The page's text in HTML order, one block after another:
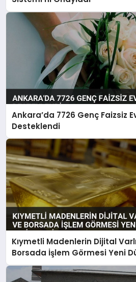
Ankara’da 7726 Genç Faizsiz
Desteklendi
Kıymetli Madenlerin Dijital
Borsada İşlem Görmesi Yeni
Belirlendi